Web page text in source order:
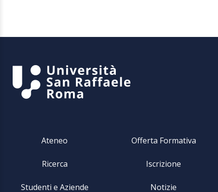
Ateneo Offerta Formativa
Ricerca Iscrizione
Studenti e Aziende Notizie